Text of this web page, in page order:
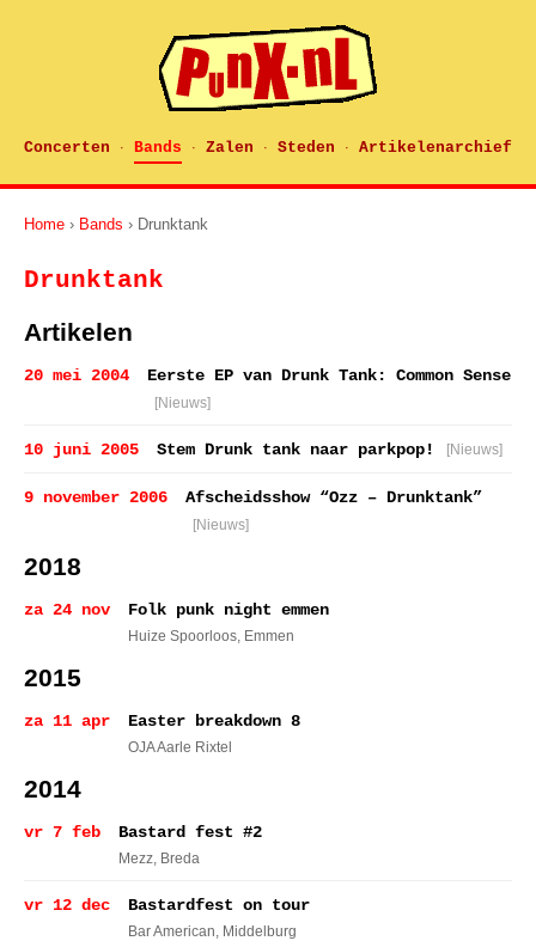
Concerten · Bands · Zalen · Steden · Artikelenarchief
Home › Bands › Drunktank
Drunktank
Artikelen
20 mei 2004 Eerste EP van Drunk Tank: Common Sense
[Nieuws]
10 juni 2005 Stem Drunk tank naar parkpop! [Nieuws]
9 november 2006 Afscheidsshow “Ozz – Drunktank”
[Nieuws]
2018
za 24 nov Folk punk night emmen
Huize Spoorloos, Emmen
2015
za 11 apr Easter breakdown 8
OJA Aarle Rixtel
2014
vr 7 feb Bastard fest #2
Mezz, Breda
vr 12 dec Bastardfest on tour
Bar American, Middelburg